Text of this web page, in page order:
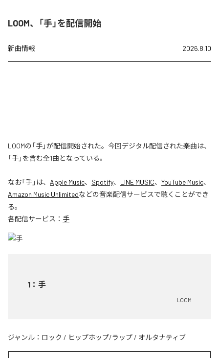
LOOM、「手」を配信開始
新曲情報 2026.8.10
LOOMの「手」が配信開始された。今回デジタル配信された楽曲は、
「手」を含む全1曲となっている。
なお「手」は、 Apple Music、 Spotify、 LINE MUSIC、 YouTube Music、
Amazon Music Unlimitedなどの音楽配信サービスで聴くことができ
る。
各配信サービス： 手
1 ： 手
LOOM
ジャンル： ロック / ヒップホップ/ラップ / オルタナティブ